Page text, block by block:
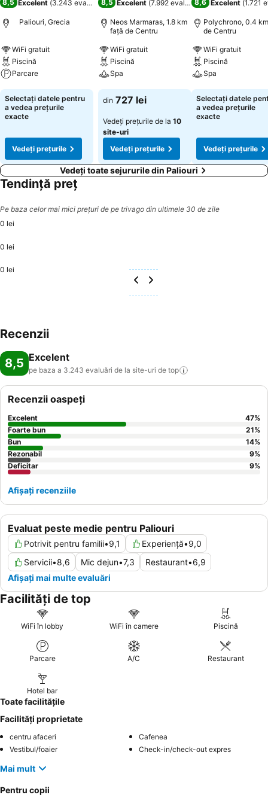
8,5 Excelent (3.243 evaluări )
Paliouri, Grecia
WiFi gratuit
Piscină
Parcare
Vedeți prețurile
Selectați datele pentru
a vedea prețurile
exacte
Vedeți prețurile
8,5 Excelent (7.992 evaluări)
Neos Marmaras, 1.8 km
faţă de Centru
WiFi gratuit
Piscină
Spa
Vedeți prețurile
din 727 lei
Vedeți prețurile de la 10
site-uri
Vedeți prețurile
8,6 Excelent (1.721
Polychrono, 0.4
de Centru
WiFi gratuit
Piscină
Spa
Vedeți prețurile
Selectați datele
a vedea prețurile
exacte
Vedeți prețurile
Vedeți toate sejururile din Paliouri
Tendință preț
Pe baza celor mai mici prețuri de pe trivago din ultimele 30 de zile
0 lei
0 lei
0 lei
Recenzii
8,5 Excelent
pe baza a 3.243 evaluări de la site-uri de top
Evaluat peste medie pentru Paliouri
Potrivit pentru familii•9,1 Experiență•9,0
Servicii•8,6 Mic dejun•7,3 Restaurant•6,9
Afișați mai multe evaluări
Recenzii oaspeți
Excelent 47%
Foarte bun
21%
Bun
14%
Rezonabil
9%
Deficitar
9%
Afișați recenziile
Facilități de top
WiFi în lobby WiFi în camere Piscină
Parcare A/C Restaurant
Hotel bar
Toate facilitățile
Facilități proprietate
centru afaceri
Cafenea
Vestibul/foaier
Check-in/check-out expres
Mai mult
Pentru copii